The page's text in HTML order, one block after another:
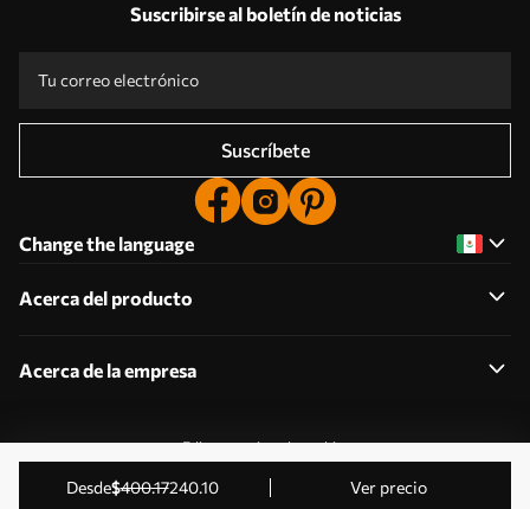
desde$400.17240.10 Ver precio
Suscribirse al boletín de noticias
Suscríbete
Change the language
Acerca del producto
Acerca de la empresa
Editar permisos de cookies
2011-2026 Uwalls . Todos los derechos reservados.
Gestionado por KLW Sp. z o.o. CIF: PL9223057591.